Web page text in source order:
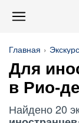
Главная
Для
в Рио-
Найдено 20